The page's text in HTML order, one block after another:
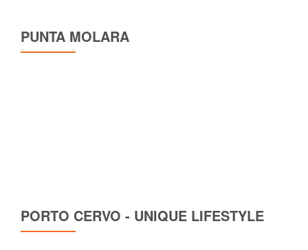
PUNTA MOLARA
PORTO CERVO - UNIQUE LIFESTYLE